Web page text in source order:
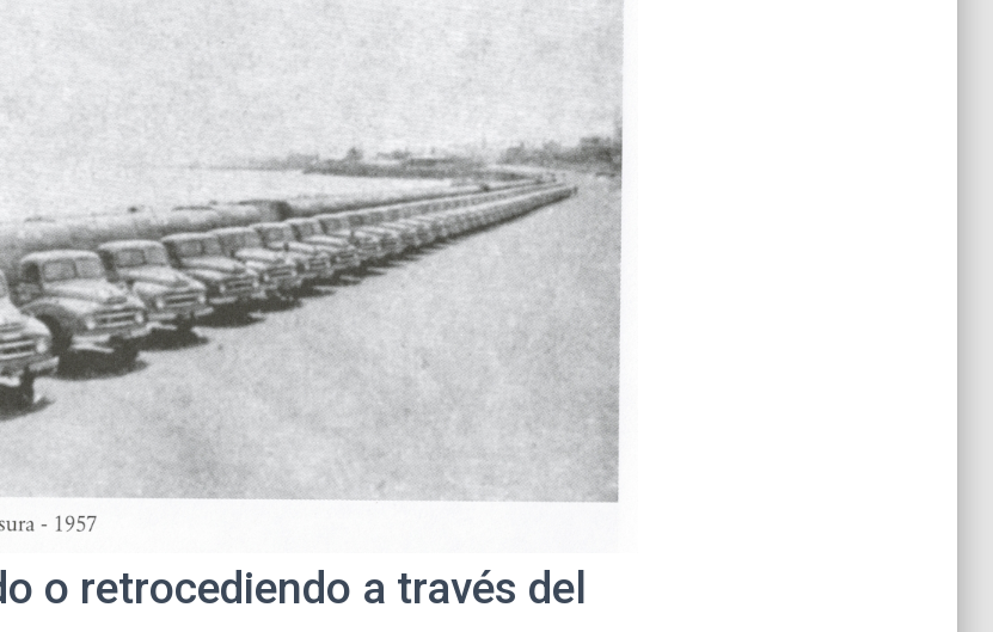
o retrocediendo a través del